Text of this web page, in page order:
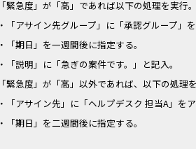
「緊急度」が「高」であれば以下の処理を実行。
・「アサイン先グループ」に「承認グループ」を
・「期日」を一週間後に指定する。
・「説明」に「急ぎの案件です。」と記入。
「緊急度」が「高」以外であれば、以下の処理
・「アサイン先」に「ヘルプデスク 担当A」をア
・「期日」を二週間後に指定する。